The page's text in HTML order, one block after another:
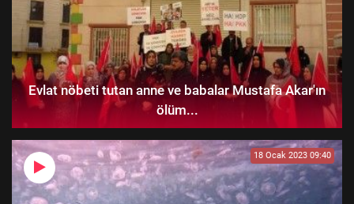
Evlat nöbeti tutan anne ve babalar Mustafa Akar'ın
ölüm...
18 Ocak 2023 09:40